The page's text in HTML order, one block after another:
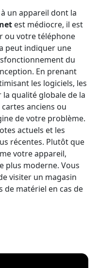
un appareil dont la
est médiocre, il est
ou votre téléphone
peut indiquer une
du
En prenant
les logiciels, les
qualité globale de la
anciens ou
de votre problème.
actuels et les
récentes. Plutôt que
votre appareil,
plus moderne. Vous
visiter un magasin
de matériel en cas de